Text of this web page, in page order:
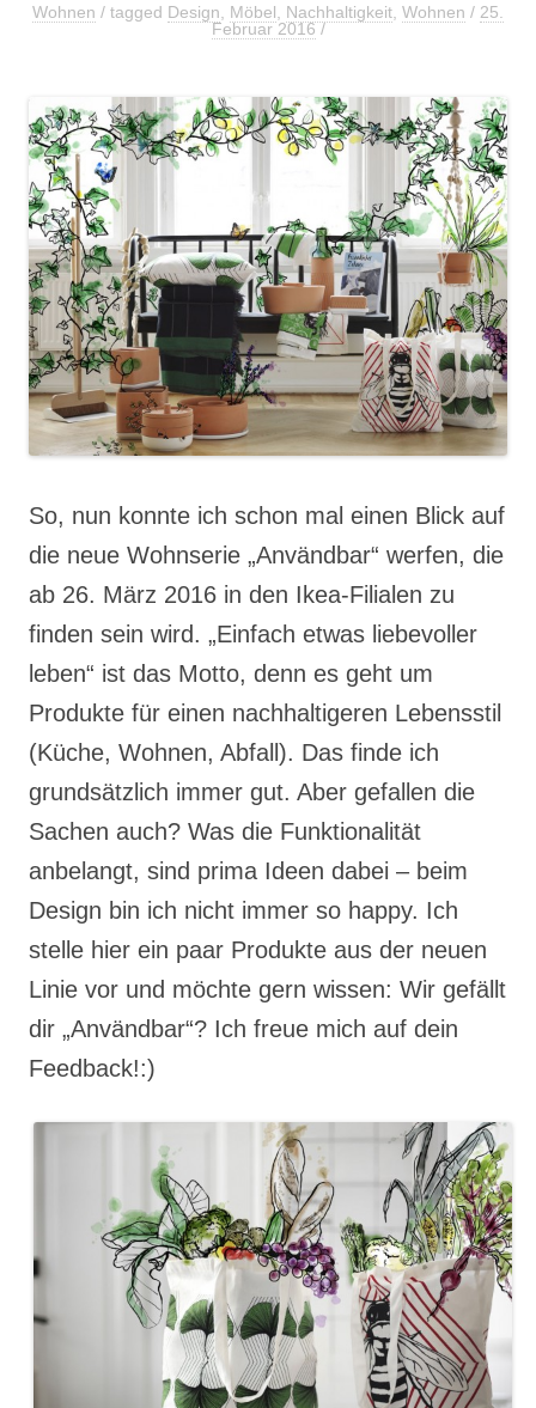
Wohnen / tagged Design Möbel Nachhaltigkeit Wohnen / 25.
Februar 2016/
So, nun konnte ich schon mal einen Blick auf
die neue Wohnserie „Användbar“ werfen, die
ab 26. März 2016 in den Ikea-Filialen zu
finden sein wird. „Einfach etwas liebevoller
leben“ ist das Motto, denn es geht um
Produkte für einen nachhaltigeren Lebensstil
(Küche, Wohnen, Abfall). Das finde ich
grundsätzlich immer gut. Aber gefallen die
Sachen auch? Was die Funktionalität
anbelangt, sind prima Ideen dabei – beim
Design bin ich nicht immer so happy. Ich
stelle hier ein paar Produkte aus der neuen
Linie vor und möchte gern wissen: Wir gefällt
dir „Användbar“? Ich freue mich auf dein
Feedback!:)